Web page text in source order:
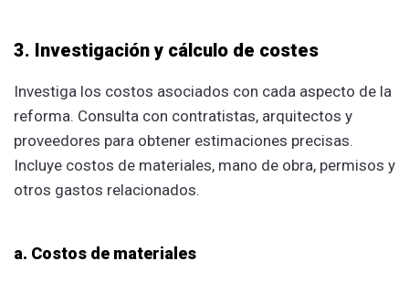
3. Investigación y cálculo de costes
Investiga los costos asociados con cada aspecto de la
reforma. Consulta con contratistas, arquitectos y
proveedores para obtener estimaciones precisas.
Incluye costos de materiales, mano de obra, permisos y
otros gastos relacionados.
a. Costos de materiales